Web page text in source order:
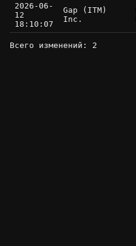
2026-06-
12
18:10:07
Gap (ITM)
Inc.
Всего изменений: 2